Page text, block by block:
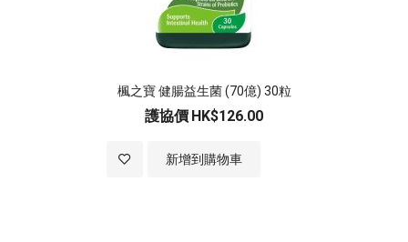
楓之寶 健腸益生菌 (70億) 30粒
護協價 HK$126.00
新增到購物車
加入至願望清單